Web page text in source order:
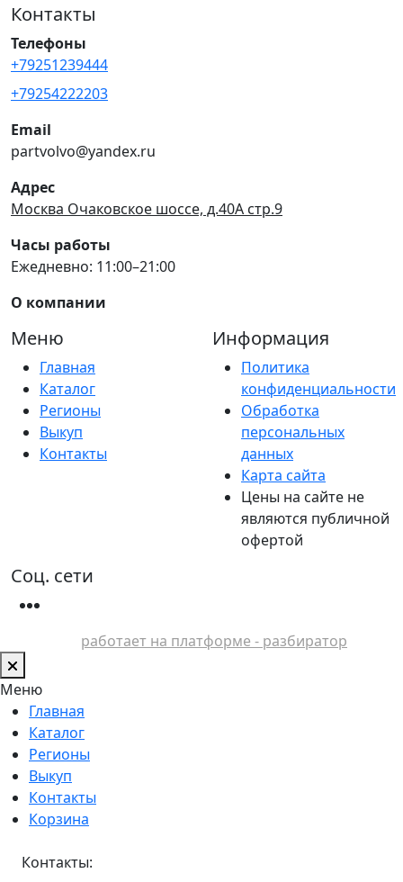
Контакты
Телефоны
+79251239444
+79254222203
Email
partvolvo@yandex.ru
Адрес
Москва Очаковское шоссе, д.40А стр.9
Часы работы
Ежедневно: 11:00–21:00
О компании
Меню
Главная
Каталог
Регионы
Выкуп
Контакты
Информация
Политика
конфиденциальности
Обработка
персональных
данных
Карта сайта
Цены на сайте не
являются публичной
офертой
Соц. сети
работает на платформе - разбиратор
Меню
Главная
Каталог
Регионы
Выкуп
Контакты
Корзина
Контакты: